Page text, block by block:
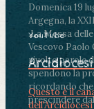
Domenica 19
Argegna, la
.La Messa
Vescovo
rivolto parole
spendono la
ricordando
prescindere
YouTube
Questo è il